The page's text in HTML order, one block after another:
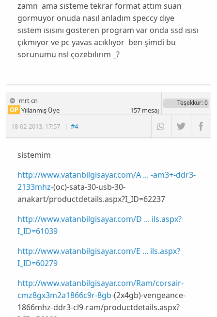
zamn ama sısteme tekrar format attım suan
gormuyor onuda nasıl anladım speccy dıye
sıstem ısısını gosteren program var onda ssd ısısı
çıkmıyor ve pc yavas acıklıyor ben şimdi bu
sorunumu nsl çozebılırım _?
mrt cn
18-02-2013, 17:57 |#4
OP Yıllanmış Üye
Teşekkür: 0
157mesaj
sistemim
http://www.vatanbilgisayar.com/A ... -am3+-ddr3-
2133mhz-(oc)-sata-30-usb-30-
anakart/productdetails.aspx?I_ID=62237
http://www.vatanbilgisayar.com/D ... ils.aspx?
I_ID=61039
http://www.vatanbilgisayar.com/E ... ils.aspx?
I_ID=60279
http://www.vatanbilgisayar.com/Ram/corsair-
cmz8gx3m2a1866c9r-8gb-(2x4gb)-vengeance-
1866mhz-ddr3-cl9-ram/productdetails.aspx?